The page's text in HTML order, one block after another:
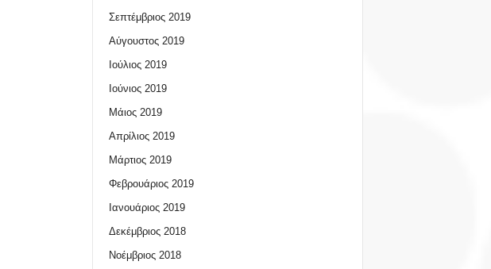
Σεπτέμβριος 2019
Αύγουστος 2019
Ιούλιος 2019
Ιούνιος 2019
Μάιος 2019
Απρίλιος 2019
Μάρτιος 2019
Φεβρουάριος 2019
Ιανουάριος 2019
Δεκέμβριος 2018
Νοέμβριος 2018